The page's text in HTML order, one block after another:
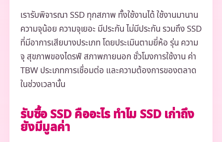
เรารับพิจารณา SSD ทุกสภาพ ทั้งใช้งานได้ ใช้งานมานาน
ความจุน้อย ความจุเยอะ มีประกัน ไม่มีประกัน รวมถึง SSD
ที่มีอาการเสียบางประเภท โดยประเมินตามยี่ห้อ รุ่น ความ
จุ สุขภาพของไดรฟ์ สภาพภายนอก ชั่วโมงการใช้งาน ค่า
TBW ประเภทการเชื่อมต่อ และความต้องการของตลาด
ในช่วงเวลานั้น
รับซื้อ SSD คืออะไร ทำไม SSD เก่าถึง
ยังมีมูลค่า